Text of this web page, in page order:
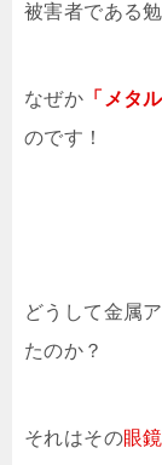
被害者である勉
なぜか 「メタ
のです！
どうして金属
たのか？
それはその眼